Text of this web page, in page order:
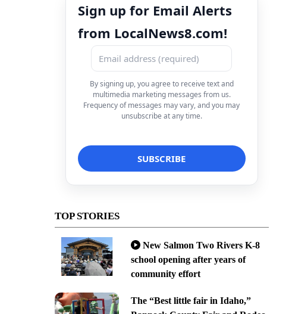
Sign up for Email Alerts
from LocalNews8.com!
By signing up, you agree to receive text and
multimedia marketing messages from us.
Frequency of messages may vary, and you may
unsubscribe at any time.
TOP STORIES
New Salmon Two Rivers K-8
school opening after years of
community effort
The “Best little fair in Idaho,”